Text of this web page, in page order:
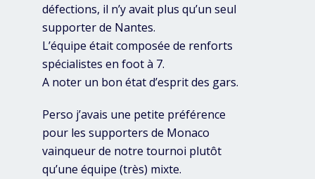
défections, il n’y avait plus qu’un seul
supporter de Nantes.
L’équipe était composée de renforts
spécialistes en foot à 7.
A noter un bon état d’esprit des gars.
Perso j’avais une petite préférence
pour les supporters de Monaco
vainqueur de notre tournoi plutôt
qu’une équipe (très) mixte.